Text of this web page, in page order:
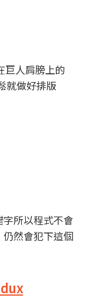
巨人肩膀上的
就做好排版
所以程式不會
然會犯下這個